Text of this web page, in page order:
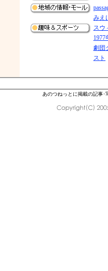
みえ
スウ
劇団
スト
あのつねっとに掲載の記事